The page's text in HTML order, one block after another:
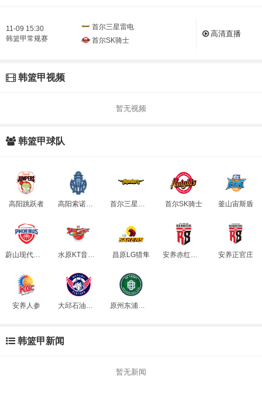
11-09 15:30
韩篮甲常规赛
首尔三星雷电
首尔SK骑士
高清直播
韩篮甲视频
暂无视频
韩篮甲球队
高阳跳跃者 高阳索诺天枪 首尔三星雷电 首尔SK骑士 釜山宙斯盾
蔚山现代太阳神 水原KT音速弹 昌原LG猎隼 安养赤红火箭 安养正官庄
安养人参 大邱石油公社飞马 原州东浦新世代
韩篮甲新闻
暂无新闻